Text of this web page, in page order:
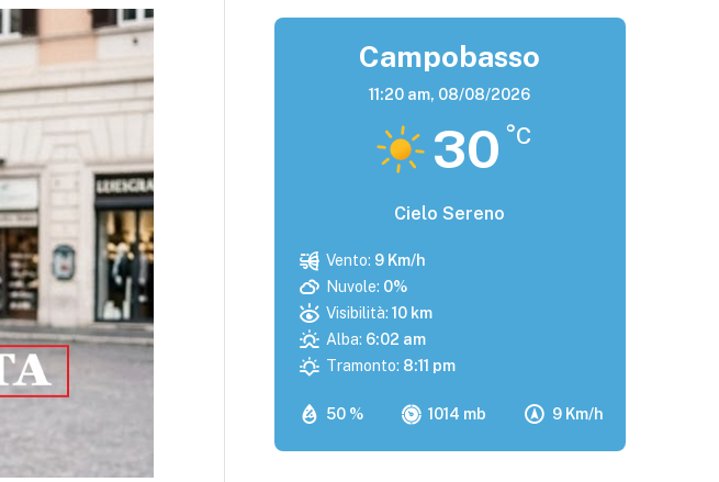
Campobasso
11:20 am, 08/08/2026
30 °C
Cielo Sereno
50 % 1014 mb 9 Km/h
Vento: 9 Km/h
Nuvole: 0%
Visibilità: 10 km
Alba: 6:02 am
Tramonto: 8:11 pm